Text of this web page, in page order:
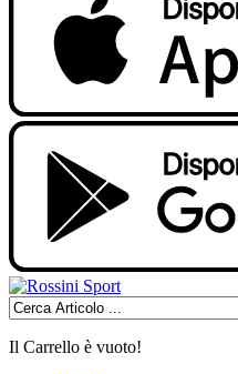
Il Carrello è vuoto!